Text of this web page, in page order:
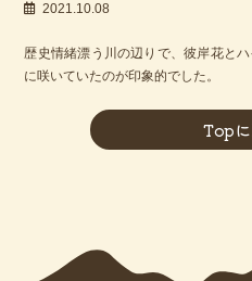
2021.10.08
歴史情緒漂う川の辺りで、彼岸花と
に咲いていたのが印象的でした。
Top